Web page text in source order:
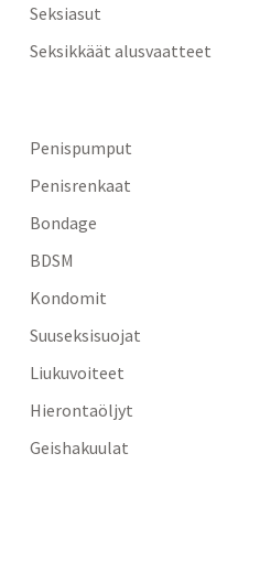
Seksiasut
Seksikkäät alusvaatteet
Penispumput
Penisrenkaat
Bondage
BDSM
Kondomit
Suuseksisuojat
Liukuvoiteet
Hierontaöljyt
Geishakuulat